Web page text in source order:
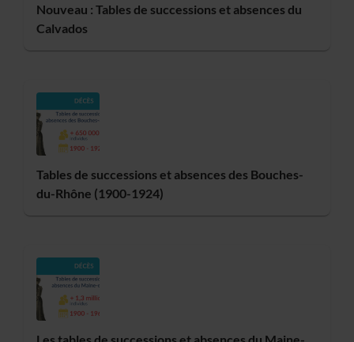
Nouveau : Tables de successions et absences du
Calvados
Tables de successions et absences des Bouches-
du-Rhône (1900-1924)
Les tables de successions et absences du Maine-